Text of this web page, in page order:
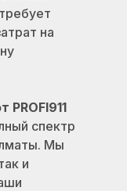
на
PROFI911
спектр
Мы
и